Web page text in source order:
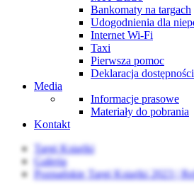
Bankomaty na targach
Udogodnienia dla
Internet Wi-Fi
Taxi
Pierwsza pomoc
Deklaracja dostępności
Media
Informacje prasowe
Materiały do pobrania
Kontakt
Targi Książki
Galeria
Poznańskie Targi Książki 2023 |